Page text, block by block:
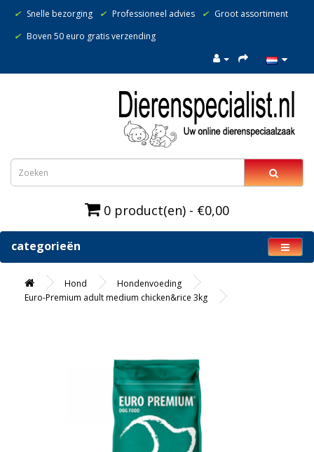
✔ Snelle bezorging ✔ Professioneel advies ✔ Groot assortiment
✔ Boven 50 euro gratis verzending
0 product(en) - €0,00
categorieën
Hond
Hondenvoeding
Euro-Premium adult medium chicken&rice 3kg